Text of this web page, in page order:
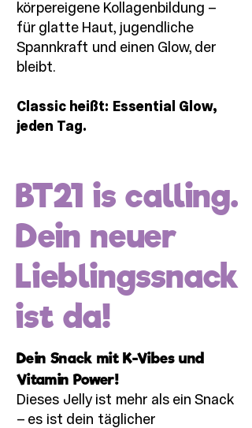
körpereigene Kollagenbildung –
für glatte Haut, jugendliche
Spannkraft und einen Glow, der
bleibt.
Classic heißt: Essential Glow,
jeden Tag.
BT21 is calling.
Dein neuer
Lieblingssnack
ist da!
Dein Snack mit K-Vibes und
Vitamin Power!
Dieses Jelly ist mehr als ein Snack
– es ist dein täglicher